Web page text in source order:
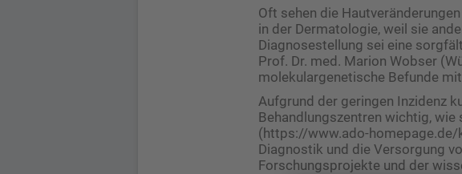
Oft sehen die
in der Dermatologie, weil sie
Diagnosestellung sei eine
Prof. Dr. med. Marion Wobser
molekulargenetische Befunde
Aufgrund der geringen Inzidenz
Behandlungszentren wichtig, wie
(https://www.ado-
Diagnostik und die Versorgung
Forschungsprojekte und der